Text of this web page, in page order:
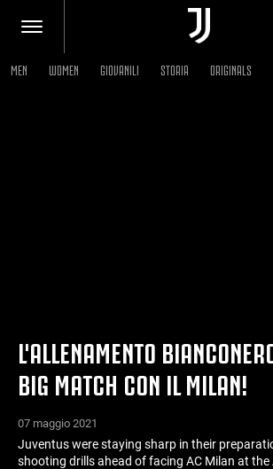
ALTRO
MEN WOMEN GIOVANILI STORIA ORIGINALS
L'ALLENAMENTO
BIG MATCH CON IL MILAN!
07 maggio 2021
Juventus were staying sharp in their
shooting drills ahead of facing AC Milan at the